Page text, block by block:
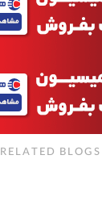
RELATED BLOGS